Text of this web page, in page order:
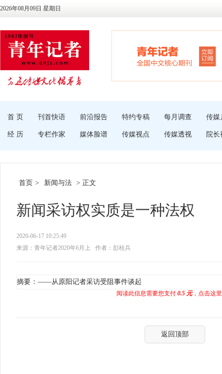
2026年08月09日 星期日
首 页 刊首快语 前沿报告 特约专稿 每月调查 传媒
经 历 专栏作家 媒体脸谱 传媒视点 传媒透视 院长
首页 > 新闻与法 > 正文
新闻采访权实质是一种法权
2020-06-17 10:25:49
来源：青年记者2020年6月上
作者：彭桂兵
摘要：——从原阳记者采访受阻事件谈起
阅读此信息需要您支付 0.5 元，点击这
返回顶部